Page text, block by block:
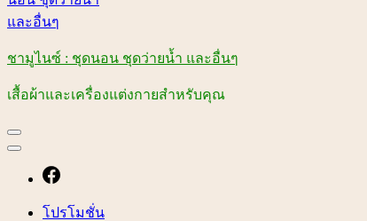
ชามูไนซ์ : ชุดนอน ชุดว่ายน้ำ และอื่นๆ
เสื้อผ้าและเครื่องแต่งกายสำหรับคุณ
โปรโมชั่น